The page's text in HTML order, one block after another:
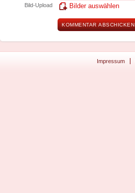
Bild-Upload Bilder auswählen
Impressum